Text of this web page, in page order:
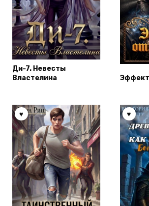
Ди-7. Невесты
Властелина